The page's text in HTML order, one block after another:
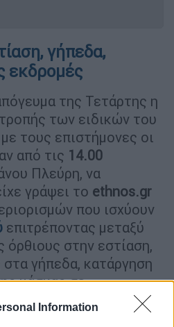
Information
γήπεδα,
εκδρομές
της Τετάρτης η
των ειδικών του
τους επιστήμονες οι
από τις 14.00
Πλεύρη, να
γράψει το ethnos.gr
που ισχύουν
επιτρέποντας μεταξύ
όρθιους στην εστίαση,
γήπεδα, κατάργηση
μάσκας σε
και επιστροφή των